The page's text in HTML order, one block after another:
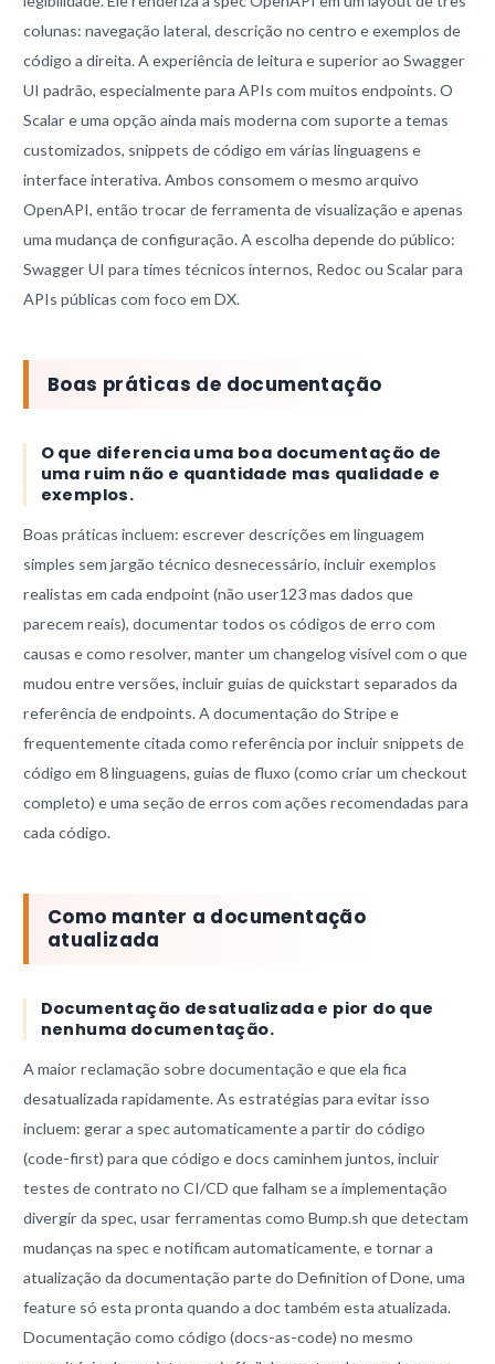
colunas: navegação lateral, descrição no centro e exemplos de
código a direita. A experiência de leitura e superior ao Swagger
UI padrão, especialmente para APIs com muitos endpoints. O
Scalar e uma opção ainda mais moderna com suporte a temas
customizados, snippets de código em várias linguagens e
interface interativa. Ambos consomem o mesmo arquivo
OpenAPI, então trocar de ferramenta de visualização e apenas
uma mudança de configuração. A escolha depende do público:
Swagger UI para times técnicos internos, Redoc ou Scalar para
APIs públicas com foco em DX.
Boas práticas de documentação
O que diferencia uma boa documentação de
uma ruim não e quantidade mas qualidade e
exemplos.
Boas práticas incluem: escrever descrições em linguagem
simples sem jargão técnico desnecessário, incluir exemplos
realistas em cada endpoint (não user123 mas dados que
parecem reais), documentar todos os códigos de erro com
causas e como resolver, manter um changelog visível com o que
mudou entre versões, incluir guias de quickstart separados da
referência de endpoints. A documentação do Stripe e
frequentemente citada como referência por incluir snippets de
código em 8 linguagens, guias de fluxo (como criar um checkout
completo) e uma seção de erros com ações recomendadas para
cada código.
Como manter a documentação
atualizada
Documentação desatualizada e pior do que
nenhuma documentação.
A maior reclamação sobre documentação e que ela fica
desatualizada rapidamente. As estratégias para evitar isso
incluem: gerar a spec automaticamente a partir do código
(code-first) para que código e docs caminhem juntos, incluir
testes de contrato no CI/CD que falham se a implementação
divergir da spec, usar ferramentas como Bump.sh que detectam
mudanças na spec e notificam automaticamente, e tornar a
atualização da documentação parte do Definition of Done, uma
feature só esta pronta quando a doc também esta atualizada.
Documentação como código (docs-as-code) no mesmo